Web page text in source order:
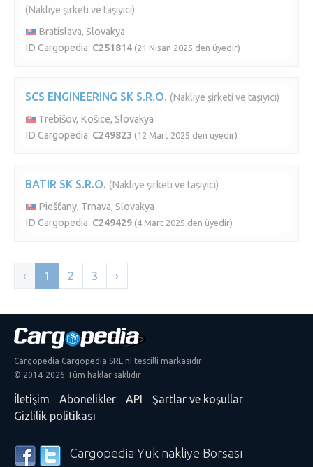
(Nakliye şirketi ve taşıyıcı)
Bratislava, Slovakya
ID Cargopedia: C251814 (21 Nisan 2025 den üyedir)
SCS ENGINEERING SK S.R.O. (Nakliye şirketi ve taşıyıcı)
Trebišov, Košice, Slovakya
ID Cargopedia: C249823 (12 Mart 2025 den üyedir)
BATIR SK S.R.O. (Nakliye şirketi ve taşıyıcı)
Piešťany, Trnava, Slovakya
ID Cargopedia: C249429 (4 Mart 2025 den üyedir)
‹ 1 2 3 ›
Cargopedia Cargopedia SRL ni tescilli markasıdır
© 2014-2026 Tüm haklar saklıdır
İletişim Abonelikler API
Şartlar ve koşullar
Gizlilik politikası
Cargopedia Yük nakliye Borsası